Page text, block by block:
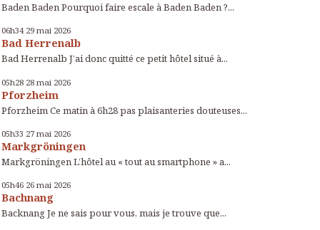
Baden Baden Pourquoi faire escale à Baden Baden ?...
06h34 29 mai 2026
Bad Herrenalb
Bad Herrenalb J’ai donc quitté ce petit hôtel situé à...
05h28 28 mai 2026
Pforzheim
Pforzheim Ce matin à 6h28 pas plaisanteries douteuses...
05h33 27 mai 2026
Markgröningen
Markgröningen L’hôtel au « tout au smartphone » a...
05h46 26 mai 2026
Bachnang
Backnang Je ne sais pour vous, mais je trouve que...